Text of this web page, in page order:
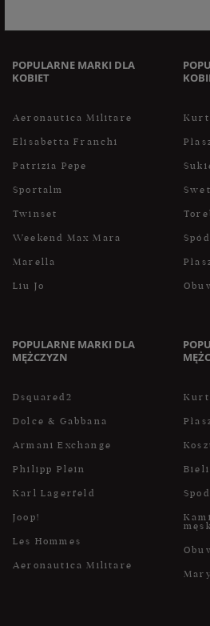
POPULARNE MARKI DLA
KOBIET
Aeronautica Militare
Elisabetta Franchi
Patrizia Pepe
Sportalm
Twinset
Weekend Max Mara
Marella
Liu Jo
POPULARNE MARKI DLA
MĘŻCZYZN
Dsquared2
Dolce & Gabbana
Armani Exchange
Philipp Plein
Karl Lagerfeld
Joop!
Les Hommes
Aeronautica Militare